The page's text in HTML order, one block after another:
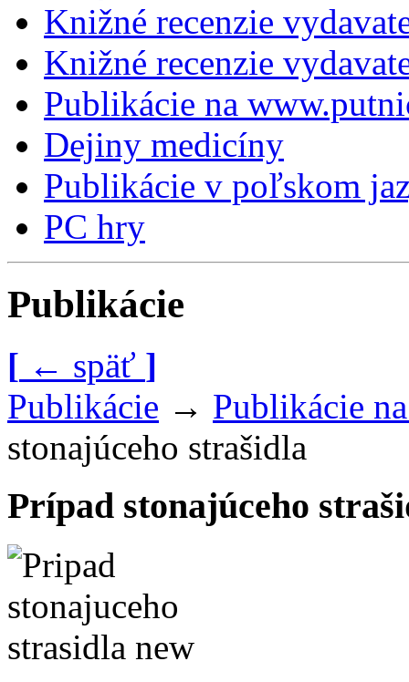
Knižné recenzie
Knižné recenzie
Publikácie na
Dejiny medicíny
Publikácie v poľskom
PC hry
Publikácie
[ ← späť ]
Publikácie → Publikácie
stonajúceho strašidla
Prípad stonajúceho